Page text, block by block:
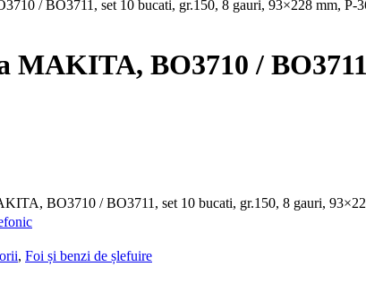
BO3710 /
BO3710 / BO3711, set 10 bucati, gr.150, 8 gauri,
, Foi și benzi de șlefuire